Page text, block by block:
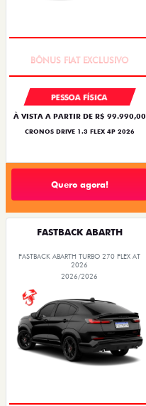
PESSOA FÍSICA
À VISTA A PARTIR DE R$ 99.990,00
CRONOS DRIVE 1.3 FLEX 4P 2026
Quero agora!
FASTBACK ABARTH
FASTBACK ABARTH TURBO 270 FLEX AT
2026
2026/2026